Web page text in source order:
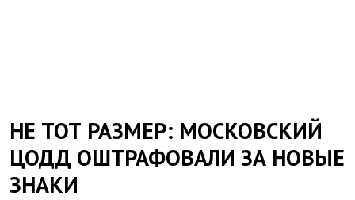
НЕ ТОТ РАЗМЕР: МОСКОВСКИЙ
ЦОДД ОШТРАФОВАЛИ ЗА НОВЫЕ
ЗНАКИ